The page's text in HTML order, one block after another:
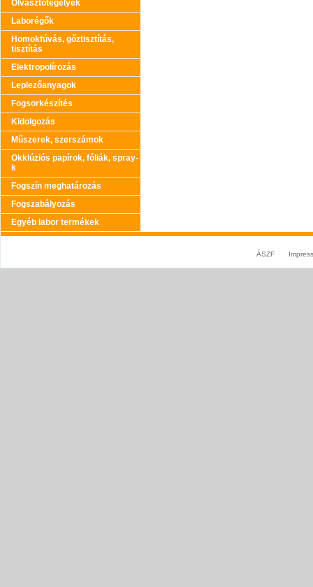
Olvasztótégelyek
Laborégők
Homokfúvás, gőztisztítás,
tisztítás
Elektropolírozás
Leplezőanyagok
Fogsorkészítés
Kidolgozás
Műszerek, szerszámok
Okklúziós papírok, fóliák, spray-
k
Fogszín meghatározás
Fogszabályozás
Egyéb labor termékek
ÁSZF